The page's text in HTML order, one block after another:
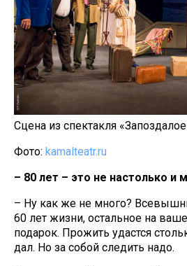
Сцена из спектакля
Фото: kamalteatr.ru
– 80 лет – это не настолько и
– Ну как же не много?
60 лет жизни, остальное на
подарок. Прожить удастся
дал. Но за собой следить надо.